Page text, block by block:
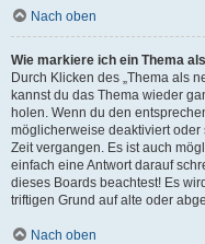
Nach oben
Wie markiere ich ein Thema
Durch Klicken des „Thema als
kannst du das Thema wieder
holen. Wenn du den
möglicherweise deaktiviert
Zeit vergangen. Es ist auch
einfach eine Antwort darauf
dieses Boards beachtest! Es
triftigen Grund auf alte oder
Nach oben